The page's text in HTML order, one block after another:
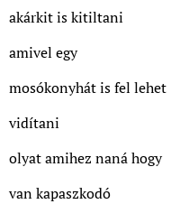
akárkit is kitiltani
amivel egy
mosókonyhát is fel lehet
vidítani
olyat amihez naná hogy
van kapaszkodó